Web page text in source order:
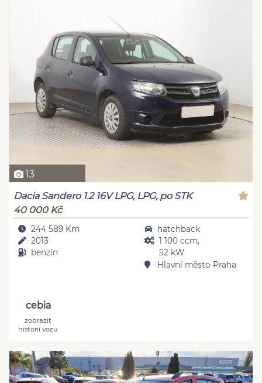
13
Dacia Sandero 1.2 16V LPG, LPG, po STK
40 000 Kč
244 589 Km
2013
benzín
hatchback
1 100 ccm,
52 kW
Hlavní město Praha
cebia
zobrazit
historii vozu